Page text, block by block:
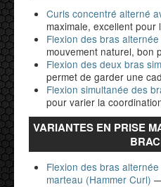
Curls concentré alterné
maximale, excellent pour
Flexion des bras
mouvement naturel, bon
Flexion des deux bras
permet de garder une
Flexion simultanée des
pour varier la
VARIANTES EN PRISE
Flexion des bras
marteau (Hammer Curl)